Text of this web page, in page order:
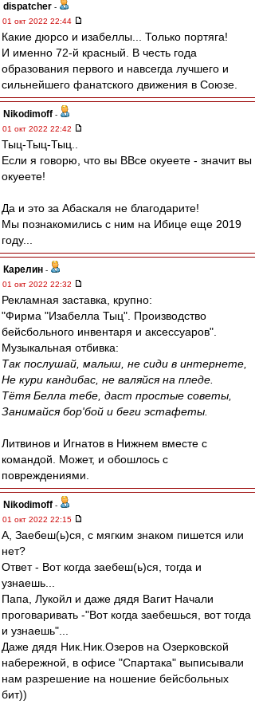
dispatcher -
01 окт 2022 22:44
Какие дюрсо и изабеллы... Только портяга!
И именно 72-й красный. В честь года
образования первого и навсегда лучшего и
сильнейшего фанатского движения в Союзе.
Nikodimoff -
01 окт 2022 22:42
Тыц-Тыц-Тыц..
Если я говорю, что вы ВВсе окуеете - значит вы
окуеете!
Да и это за Абаскаля не благодарите!
Мы познакомились с ним на Ибице еще 2019
году...
Карелин -
01 окт 2022 22:32
Рекламная заставка, крупно:
"Фирма "Изабелла Тыц". Производство
бейсбольного инвентаря и аксессуаров".
Музыкальная отбивка:
Так послушай, малыш, не сиди в интернете,
Не кури кандибас, не валяйся на пледе.
Тётя Белла тебе, даст простые советы,
Занимайся бор'бой и беги эстафеты.
Литвинов и Игнатов в Нижнем вместе с
командой. Может, и обошлось с
повреждениями.
Nikodimoff -
01 окт 2022 22:15
А, Заебеш(ь)ся, с мягким знаком пишется или
нет?
Ответ - Вот когда заебеш(ь)ся, тогда и
узнаешь...
Папа, Лукойл и даже дядя Вагит Начали
проговаривать -"Вот когда заебешься, вот тогда
и узнаешь"...
Даже дядя Ник.Ник.Озеров на Озерковской
набережной, в офисе "Спартака" выписывали
нам разрешение на ношение бейсбольных
бит))